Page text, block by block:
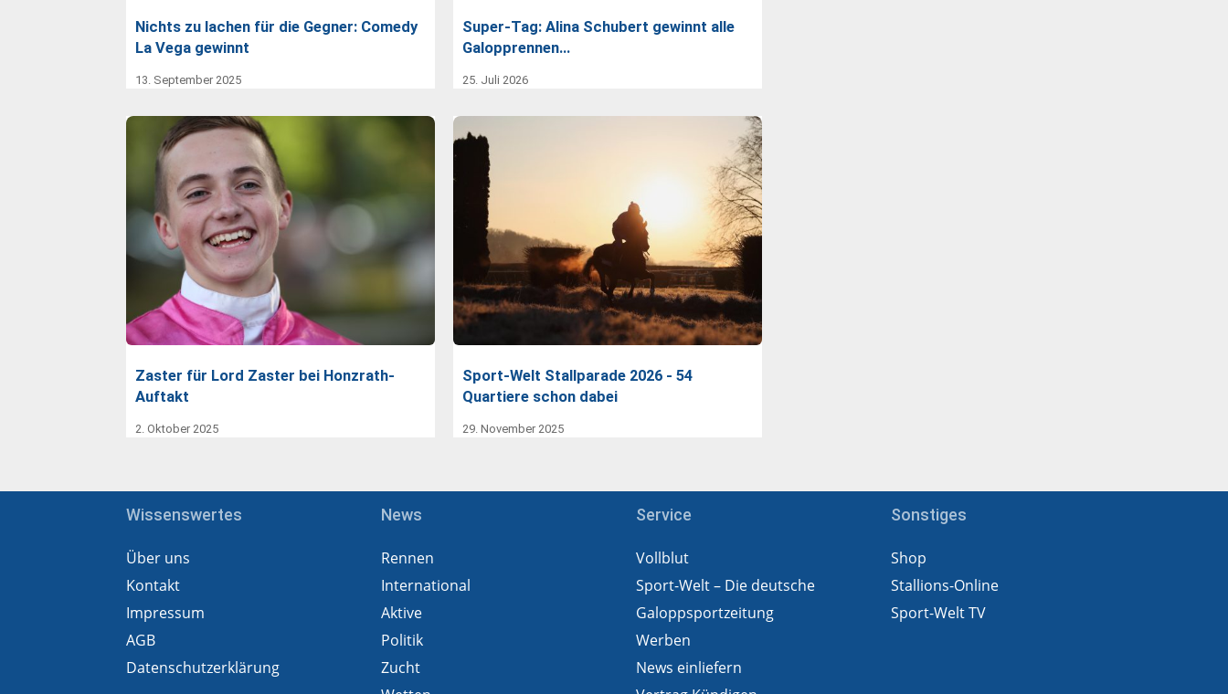
Nichts zu lachen für die Gegner: Comedy
La Vega gewinnt
13. September 2025
Super-Tag: Alina Schubert gewinnt alle
Galopprennen…
25. Juli 2026
Zaster für Lord Zaster bei Honzrath-
Auftakt
2. Oktober 2025
Sport-Welt Stallparade 2026 - 54
Quartiere schon dabei
29. November 2025
Wissenswertes
Über uns
Kontakt
Impressum
AGB
Datenschutzerklärung
News
Rennen
International
Aktive
Politik
Zucht
Service
Vollblut
Sport-Welt – Die deutsche
Galoppsportzeitung
Werben
News einliefern
Sonstiges
Shop
Stallions-Online
Sport-Welt TV